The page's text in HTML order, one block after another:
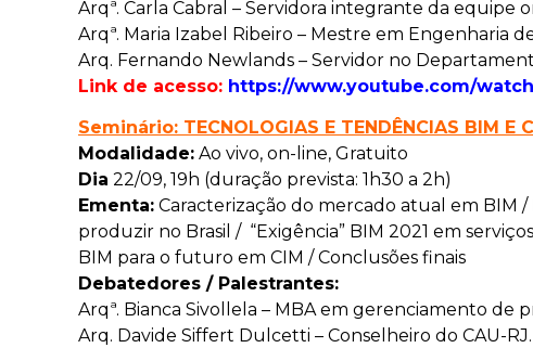
Arqª. Carla Cabral – Servidora integrante da equipe
Arqª. Maria Izabel Ribeiro – Mestre em Engenharia
Arq. Fernando Newlands – Servidor no
Link de acesso: https://www.youtube.com/
Seminário: TECNOLOGIAS E TENDÊNCIAS BIM E
Modalidade: Ao vivo, on-line, Gratuito
Dia 22/09, 19h (duração prevista: 1h30 a 2h)
Ementa: Caracterização do mercado atual em BIM
produzir no Brasil / “Exigência” BIM 2021 em
BIM para o futuro em CIM / Conclusões finais
Debatedores / Palestrantes:
Arqª. Bianca Sivollela – MBA em gerenciamento de
Arq. Davide Siffert Dulcetti – Conselheiro do CAU-RJ.